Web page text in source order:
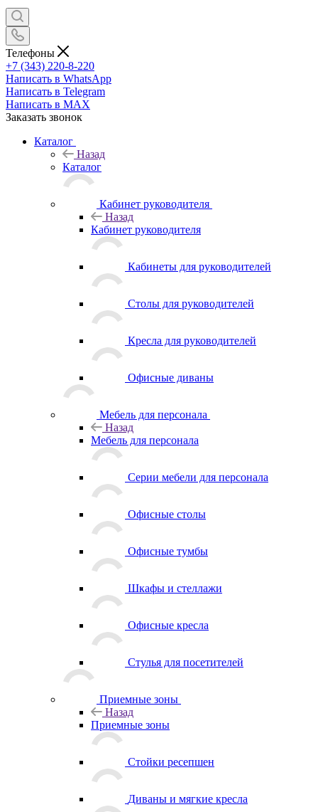
Телефоны
+7 (343) 220-8-220
Написать в WhatsApp
Написать в Telegram
Написать в MAX
Заказать звонок
Каталог
Назад
Каталог
Кабинет руководителя
Назад
Кабинет руководителя
Кабинеты для руководителей
Столы для руководителей
Кресла для руководителей
Офисные диваны
Мебель для персонала
Назад
Мебель для персонала
Серии мебели для персонала
Офисные столы
Офисные тумбы
Шкафы и стеллажи
Офисные кресла
Стулья для посетителей
Приемные зоны
Назад
Приемные зоны
Стойки ресепшен
Диваны и мягкие кресла